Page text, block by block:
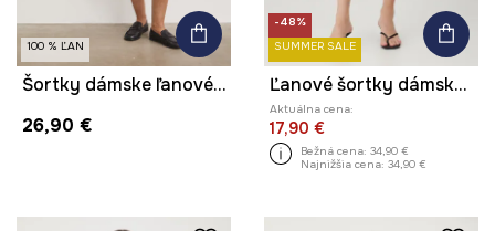
100 % ĽAN
Šortky dámske ľanové regular waist hladké
26,90 €
-48%
SUMMER SALE
Ľanové šortky dámske s opaskom vzorovaná čierna farba
Aktuálna cena:
17,90 €
Bežná cena: 34,90 €
Najnižšia cena: 34,90 €